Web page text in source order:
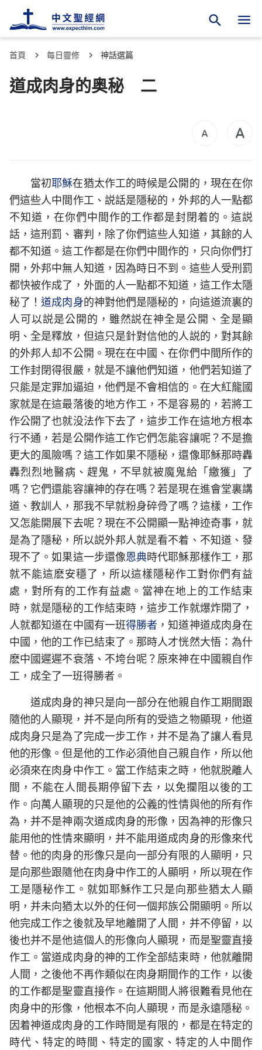
首頁 每日靈修 神話選篇
道成肉身的奥秘 二
當初耶穌在猶太作工的時候是公開的，現在在你
們這些人中間作工、説話是隱秘的，外邦的人一點都
不知道，在你們中間作的工作都是封閉着的。這説
話，這刑罰、審判，除了你們這些人知道，其餘的人
都不知道。這工作都是在你們中間作的，只向你們打
開，外邦中無人知道，因為時日不到。這些人受刑罰
都快被作成了，外面的人一點都不知道，這工作太隱
秘了！道成肉身的神對他們是隱秘的，向這道流裏的
人可以説是公開的，雖然説在神全是公開、全是顯
明、全是釋放，但這只是針對信他的人説的，對其餘
的外邦人却不公開。現在在中國、在你們中間所作的
工作封閉得很嚴，就是不讓他們知道，他們若知道了
只能是定罪加逼迫，他們是不會相信的。在大紅龍國
家就是在這最落後的地方作工，不是容易的，若將工
作公開了也就没法作下去了，這步工作在這地方根本
行不通，若是公開作這工作它們怎能容讓呢？不是擔
更大的風險嗎？這工作如果不隱秘，還像耶穌那時轟
轟烈烈地醫病、趕鬼，不早就被魔鬼給「繳獲」了
嗎？它們還能容讓神的存在嗎？若是現在進會堂裏講
道、教訓人，那我不早就粉身碎骨了嗎？這樣，工作
又怎能開展下去呢？現在不公開顯一點神迹奇事，就
是為了隱秘，所以説外邦人就是看不着、不知道、發
現不了。如果這一步還像恩典時代耶穌那樣作工，那
就不能這麽安穩了，所以這樣隱秘作工對你們有益
處，對所有的工作有益處。當神在地上的工作結束
時，就是隱秘的工作結束時，這步工作就爆炸開了，
人就都知道在中國有一班得勝者 ，知道神道成肉身在
中國，他的工作已結束了。那時人才恍然大悟：為什
麽中國遲遲不衰落、不垮台呢？原來神在中國親自作
工，成全了一班得勝者。
道成肉身的神只是向一部分在他親自作工期間跟
隨他的人顯現，并不是向所有的受造之物顯現，他道
成肉身只是為了完成一步工作，并不是為了讓人看見
他的形像。但是他的工作必須他自己親自作，所以他
必須來在肉身中作工。當工作結束之時，他就脱離人
間，不能在人間長期停留下去，以免攔阻以後的工
作。向萬人顯現的只是他的公義的性情與他的所有作
為，并不是神兩次道成肉身的形像，因為神的形像只
能用他的性情來顯明，并不能用道成肉身的形像來代
替。他的肉身的形像只是向一部分有限的人顯明，只
是向那些跟隨他在肉身中作工的人顯明，所以現在作
工是隱秘作工。就如耶穌作工只是向那些猶太人顯
明，并未向猶太以外的任何一個邦族公開顯明。所以
他完成工作之後就及早地離開了人間，并不停留，以
後也并不是他這個人的形像向人顯現，而是聖靈直接
作工。當道成肉身的神的工作全部結束時，他就離開
人間，之後他不再作類似在肉身期間作的工作，以後
的工作都是聖靈直接作。在這期間人將很難看見他在
肉身中的形像，他根本不向人顯現，而是永遠隱秘。
因着神道成肉身的工作時間是有限的，都是在特定的
時代、特定的時間、特定的國家、特定的人中間作